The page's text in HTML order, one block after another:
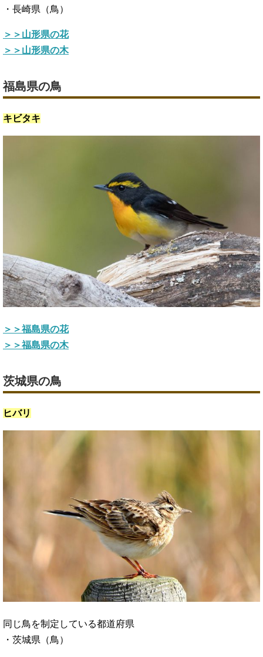
・長崎県（鳥）
＞＞山形県の花
＞＞山形県の木
福島県の鳥
キビタキ
＞＞福島県の花
＞＞福島県の木
茨城県の鳥
ヒバリ
同じ鳥を制定している都道府県
・茨城県（鳥）